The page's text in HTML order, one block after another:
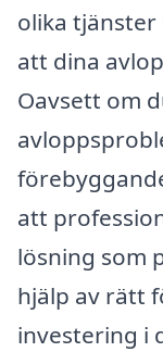
olika
att dina
Oavsett om
att
lösning som
hjälp av rätt
investering i